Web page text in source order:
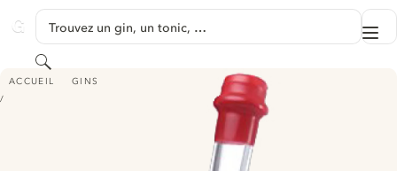
GINVENTORY
Trouvez un gin, un tonic, …
Rechercher
ACCUEIL GINS
3 PUGS SIGNATURE GIN